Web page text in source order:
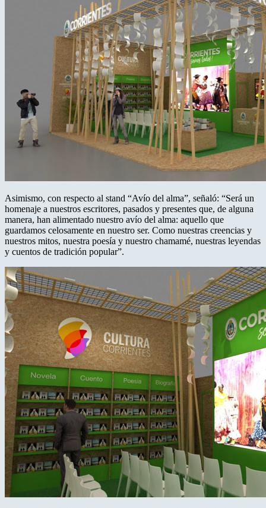
Asimismo, con respecto al stand “Avío del alma”, señaló: “Será un
homenaje a nuestros escritores, pasados y presentes que, de alguna
manera, han alimentado nuestro avío del alma: aquello que
guardamos celosamente en nuestro ser. Como nuestras creencias y
nuestros mitos, nuestra poesía y nuestro chamamé, nuestras leyendas
y cuentos de tradición popular”.